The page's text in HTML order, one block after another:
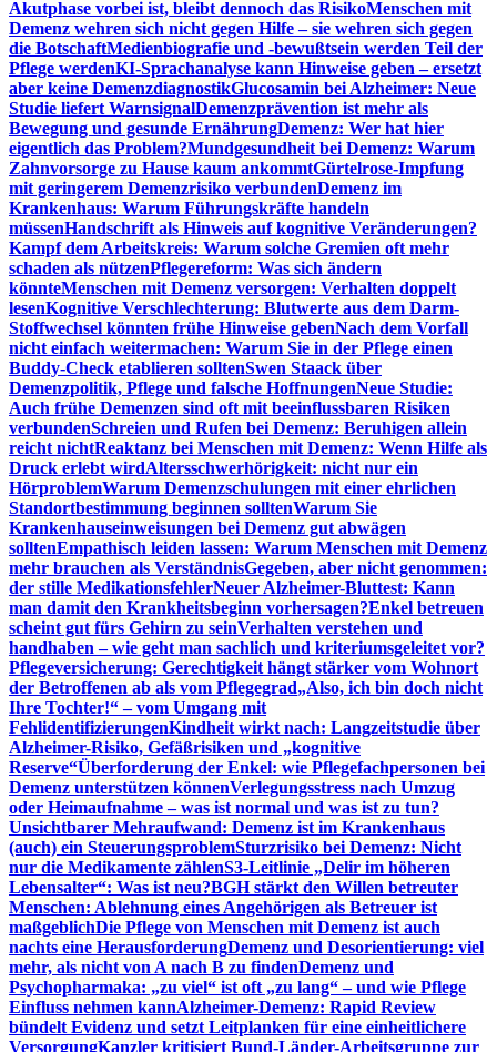
Akutphase vorbei ist, bleibt dennoch das RisikoMenschen mit
Demenz wehren sich nicht gegen Hilfe – sie wehren sich gegen
die BotschaftMedienbiografie und -bewußtsein werden Teil der
Pflege werdenKI-Sprachanalyse kann Hinweise geben – ersetzt
aber keine DemenzdiagnostikGlucosamin bei Alzheimer: Neue
Studie liefert WarnsignalDemenzprävention ist mehr als
Bewegung und gesunde ErnährungDemenz: Wer hat hier
eigentlich das Problem?Mundgesundheit bei Demenz: Warum
Zahnvorsorge zu Hause kaum ankommtGürtelrose-Impfung
mit geringerem Demenzrisiko verbundenDemenz im
Krankenhaus: Warum Führungskräfte handeln
müssenHandschrift als Hinweis auf kognitive Veränderungen?
Kampf dem Arbeitskreis: Warum solche Gremien oft mehr
schaden als nützenPflegereform: Was sich ändern
könnteMenschen mit Demenz versorgen: Verhalten doppelt
lesenKognitive Verschlechterung: Blutwerte aus dem Darm-
Stoffwechsel könnten frühe Hinweise gebenNach dem Vorfall
nicht einfach weitermachen: Warum Sie in der Pflege einen
Buddy-Check etablieren solltenSwen Staack über
Demenzpolitik, Pflege und falsche HoffnungenNeue Studie:
Auch frühe Demenzen sind oft mit beeinflussbaren Risiken
verbundenSchreien und Rufen bei Demenz: Beruhigen allein
reicht nichtReaktanz bei Menschen mit Demenz: Wenn Hilfe als
Druck erlebt wirdAltersschwerhörigkeit: nicht nur ein
HörproblemWarum Demenzschulungen mit einer ehrlichen
Standortbestimmung beginnen solltenWarum Sie
Krankenhauseinweisungen bei Demenz gut abwägen
solltenEmpathisch leiden lassen: Warum Menschen mit Demenz
mehr brauchen als VerständnisGegeben, aber nicht genommen:
der stille MedikationsfehlerNeuer Alzheimer-Bluttest: Kann
man damit den Krankheitsbeginn vorhersagen?Enkel betreuen
scheint gut fürs Gehirn zu seinVerhalten verstehen und
handhaben – wie geht man sachlich und kriteriumsgeleitet vor?
Pflegeversicherung: Gerechtigkeit hängt stärker vom Wohnort
der Betroffenen ab als vom Pflegegrad„Also, ich bin doch nicht
Ihre Tochter!“ – vom Umgang mit
FehlidentifizierungenKindheit wirkt nach: Langzeitstudie über
Alzheimer-Risiko, Gefäßrisiken und „kognitive
Reserve“Überforderung der Enkel: wie Pflegefachpersonen bei
Demenz unterstützen könnenVerlegungsstress nach Umzug
oder Heimaufnahme – was ist normal und was ist zu tun?
Unsichtbarer Mehraufwand: Demenz ist im Krankenhaus
(auch) ein SteuerungsproblemSturzrisiko bei Demenz: Nicht
nur die Medikamente zählenS3-Leitlinie „Delir im höheren
Lebensalter“: Was ist neu?BGH stärkt den Willen betreuter
Menschen: Ablehnung eines Angehörigen als Betreuer ist
maßgeblichDie Pflege von Menschen mit Demenz ist auch
nachts eine HerausforderungDemenz und Desorientierung: viel
mehr, als nicht von A nach B zu findenDemenz und
Psychopharmaka: „zu viel“ ist oft „zu lang“ – und wie Pflege
Einfluss nehmen kannAlzheimer-Demenz: Rapid Review
bündelt Evidenz und setzt Leitplanken für eine einheitlichere
VersorgungKanzler kritisiert Bund-Länder-Arbeitsgruppe zur